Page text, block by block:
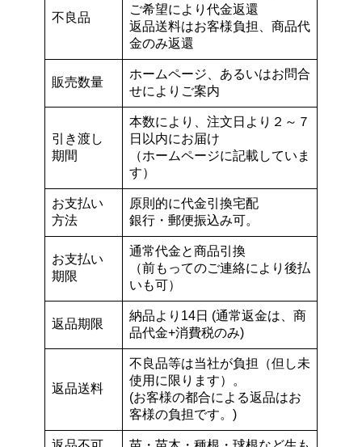
不良品
ご希望により代金返還
返品送料はお客様負担、商品代
金のみ返還
販売数量
ホームページ、あるいはお問合
せによりご案内
引き渡し
期間
本数により、注文日より２～７
日以内にお届け
（ホームページに記載していま
す）
お支払い
方法
原則的に代金引換宅配
銀行・郵便振込み可。
お支払い
期限
通常代金と商品引換
（前もってのご連絡により後払
いも可）
返品期限
納品より14日 (通常返金は、商
品代金+消費税のみ)
返品送料
不良品等は当社が負担（但し未
使用に限ります）。
(お客様の都合による返品はお
客様の負担です。)